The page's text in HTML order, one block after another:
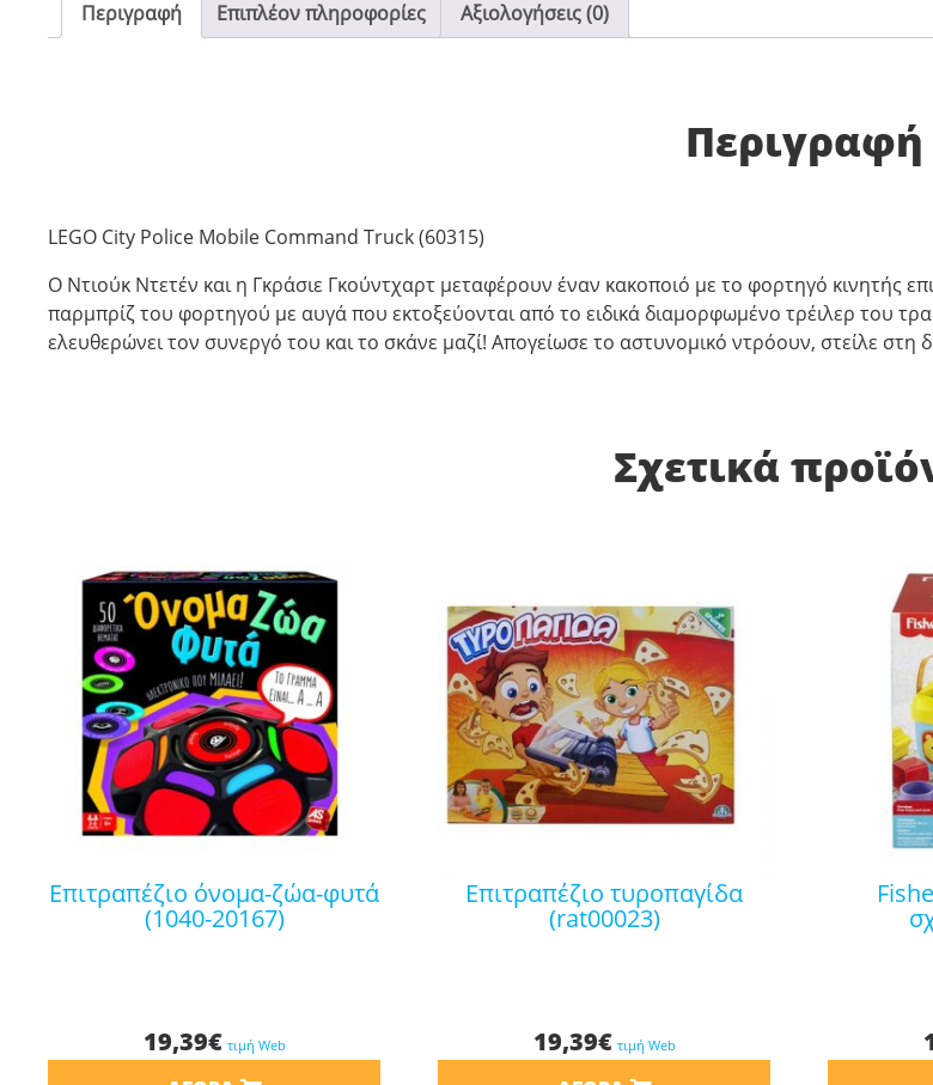
Περιγραφή Επιπλέον πληροφορίες Αξιολογήσεις (0)
Περιγραφή
LEGO City Police Mobile Command Truck (60315)
Ο Ντιούκ Ντετέν και η Γκράσιε Γκούντχαρτ μεταφέρουν έναν κακοποιό με το φορτηγό κινητής
παρμπρίζ του φορτηγού με αυγά που εκτοξεύονται από το ειδικά διαμορφωμένο τρέιλερ του
ελευθερώνει τον συνεργό του και το σκάνε μαζί! Απογείωσε το αστυνομικό ντρόουν, στείλε
Σχετικά
επιτραπέζιο όνομα-ζώα-φυτά
(1040-20167)
19,39€ τιμή Web
επιτραπέζιο τυροπαγίδα
(rat00023)
19,39€ τιμή Web
fisher price κύβος με